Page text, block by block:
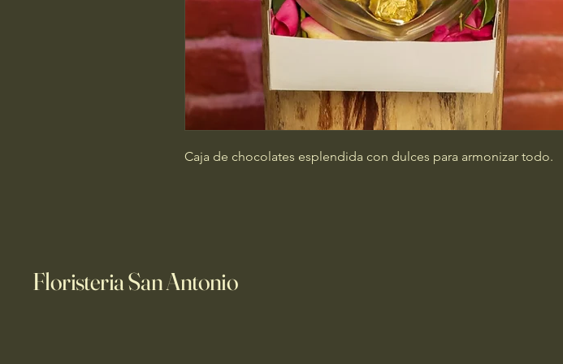
Caja de chocolates esplendida con dulces para armonizar todo.
Floristeria San Antonio